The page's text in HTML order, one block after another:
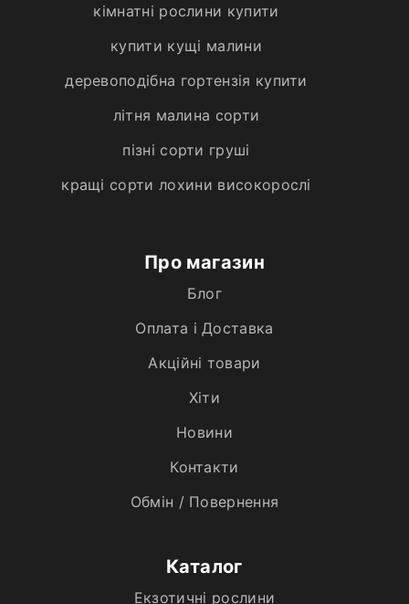
кімнатні рослини купити
купити кущі малини
деревоподібна гортензія купити
літня малина сорти
пізні сорти груші
кращі сорти лохини високорослі
Про магазин
Блог
Оплата і Доставка
Акційні товари
Хiти
Новини
Контакти
Обмін / Повернення
Каталог
Екзотичні рослини